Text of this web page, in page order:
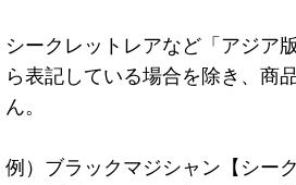
シークレットレアなど「アジア
ら表記している場合を除き、商
ん。
例）ブラックマジシャン【シー